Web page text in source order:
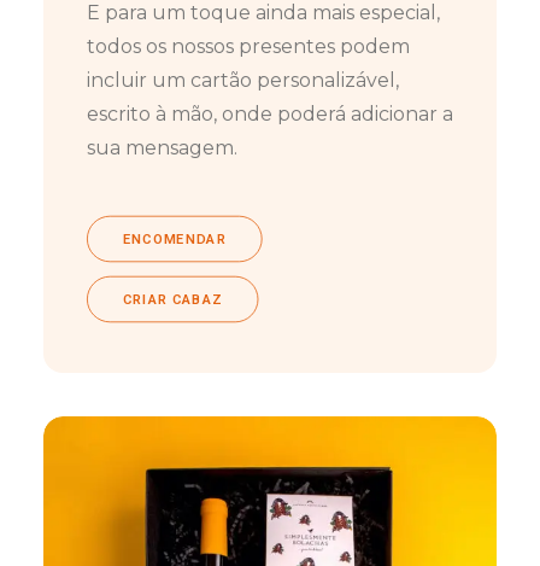
E para um toque ainda mais especial,
todos os nossos presentes podem
incluir um cartão personalizável,
escrito à mão, onde poderá adicionar a
sua mensagem.
ENCOMENDAR
CRIAR CABAZ